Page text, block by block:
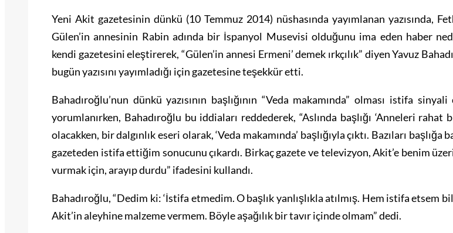
Yeni Akit gazetesinin dünkü (10 Temmuz 2014) nüshasında yayımlanan yazısında,
Gülen’in annesinin Rabin adında bir İspanyol Musevisi olduğunu ima eden haber
kendi gazetesini eleştirerek, “Gülen’in annesi Ermeni’ demek ırkçılık” diyen Yavuz
bugün yazısını yayımladığı için gazetesine teşekkür etti.
Bahadıroğlu’nun dünkü yazısının başlığının “Veda makamında” olması istifa
yorumlanırken, Bahadıroğlu bu iddiaları reddederek, “Aslında başlığı ‘Anneleri rahat
olacakken, bir dalgınlık eseri olarak, ‘Veda makamında’ başlığıyla çıktı. Bazıları başlığa
gazeteden istifa ettiğim sonucunu çıkardı. Birkaç gazete ve televizyon, Akit’e benim
vurmak için, arayıp durdu” ifadesini kullandı.
Bahadıroğlu, “Dedim ki: ‘İstifa etmedim. O başlık yanlışlıkla atılmış. Hem istifa etsem
Akit’in aleyhine malzeme vermem. Böyle aşağılık bir tavır içinde olmam” dedi.